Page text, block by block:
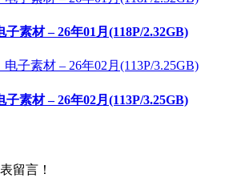
子素材 – 26年01月(118P/2.32GB)
子素材 – 26年02月(113P/3.25GB)
留言！